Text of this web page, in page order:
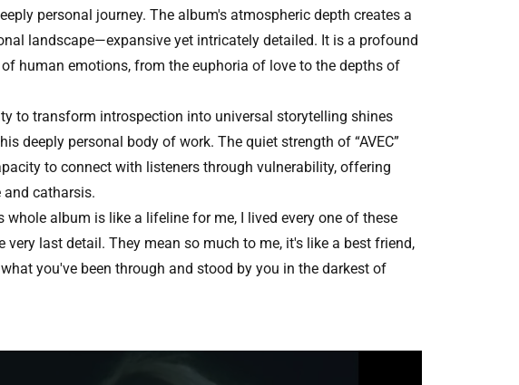
personal journey. The album's atmospheric depth creates a
landscape—expansive yet intricately detailed. It is a profound
human emotions, from the euphoria of love to the depths of
to transform introspection into universal storytelling shines
deeply personal body of work. The quiet strength of “AVEC”
to connect with listeners through vulnerability, offering
and catharsis.
whole album is like a lifeline for me, I lived every one of these
very last detail. They mean so much to me, it's like a best friend,
you've been through and stood by you in the darkest of